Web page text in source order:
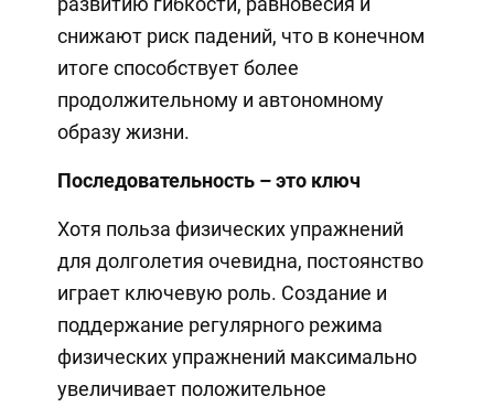
снижают риск падений, что в конечном
итоге способствует более
продолжительному и автономному
образу жизни.
Последовательность – это ключ
Хотя польза физических упражнений
для долголетия очевидна, постоянство
играет ключевую роль. Создание и
поддержание регулярного режима
физических упражнений максимально
увеличивает положительное